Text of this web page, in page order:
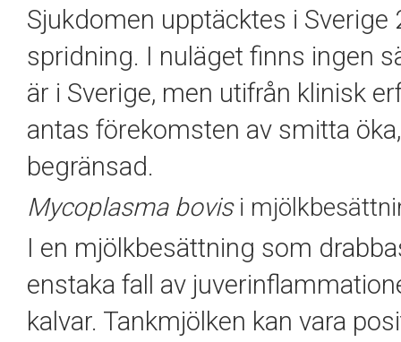
Sjukdomen upptäcktes i
spridning. I nuläget finns ingen
är i Sverige, men utifrån klinisk
antas förekomsten av smitta
begränsad.
Mycoplasma bovisi
I en mjölkbesättning som
enstaka fall av
kalvar. Tankmjölken kan vara